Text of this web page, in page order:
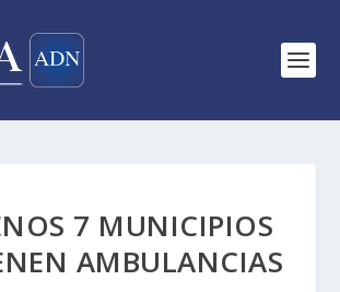
7 MUNICIPIOS
AMBULANCIAS